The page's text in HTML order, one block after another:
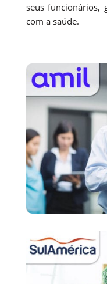
seus funcionários,
com a saúde.